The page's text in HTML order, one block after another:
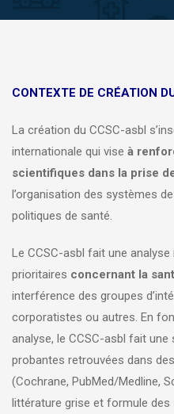
CONTEXTE DE CRÉATION
La création du CCSC-asbl
internationale qui vise à
scientifiques dans la prise
l’organisation des systèmes
politiques de santé.
Le CCSC-asbl fait une
prioritaires concernant la
interférence des groupes
corporatistes ou autres. En
analyse, le CCSC-asbl fait
probantes retrouvées dans
(Cochrane, PubMed/Medline,
littérature grise et formule des